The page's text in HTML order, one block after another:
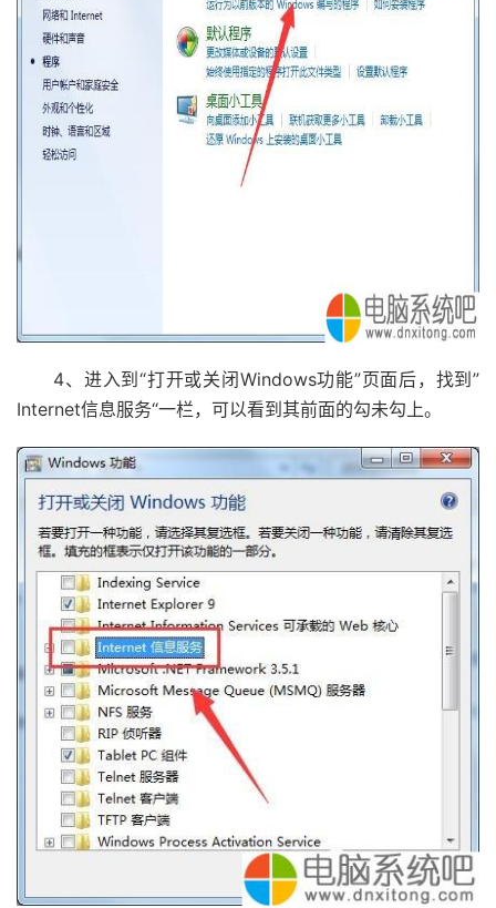
4、进入到“打开或关闭Windows功能”页面后，找到”
Internet信息服务“一栏，可以看到其前面的勾未勾上。